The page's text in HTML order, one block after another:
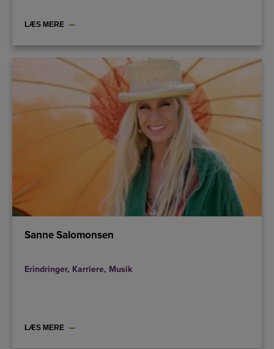
LÆS MERE
Sanne Salomonsen
Erindringer, Karriere, Musik
LÆS MERE